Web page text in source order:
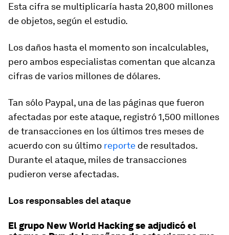
Esta cifra se multiplicaría hasta 20,800 millones
de objetos, según el estudio.
Los daños hasta el momento son incalculables,
pero ambos especialistas comentan que alcanza
cifras de varios millones de dólares.
Tan sólo Paypal, una de las páginas que fueron
afectadas por este ataque, registró 1,500 millones
de transacciones en los últimos tres meses de
acuerdo con su último reporte de resultados.
Durante el ataque, miles de transacciones
pudieron verse afectadas.
Los responsables del ataque
El grupo New World Hacking se adjudicó el